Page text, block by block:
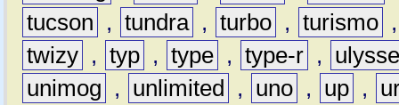
tucson
, tundra , turbo , turismo
twizy , typ , type , type-r ,
unimog
, unlimited , uno , up ,